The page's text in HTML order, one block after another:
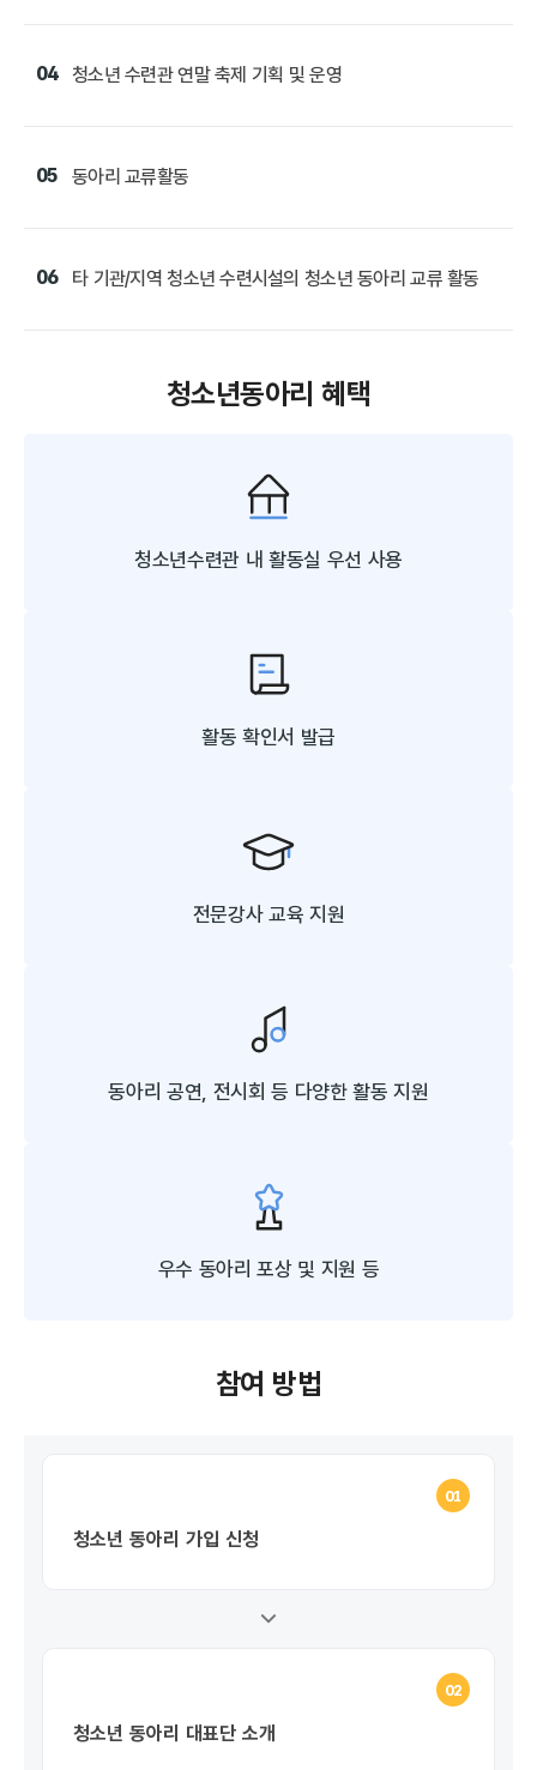
04 청소년 수련관 연말 축제 기획 및 운영
05 동아리 교류활동
06 타 기관/지역 청소년 수련시설의 청소년 동아리 교류 활동
청소년동아리 혜택
청소년수련관 내 활동실 우선 사용
활동 확인서 발급
전문강사 교육 지원
동아리 공연, 전시회 등 다양한 활동 지원
우수 동아리 포상 및 지원 등
참여 방법
01
청소년 동아리 가입 신청
02
청소년 동아리 대표단 소개